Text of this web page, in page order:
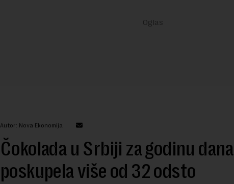
Autor: Nova Ekonomija
Čokolada u Srbiji za godinu dana
poskupela više od 32 odsto